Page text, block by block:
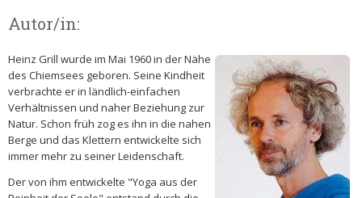
Autor/in:
Heinz Grill wurde im Mai 1960 in der Nähe
des Chiemsees geboren. Seine Kindheit
verbrachte er in ländlich-einfachen
Verhältnissen und naher Beziehung zur
Natur. Schon früh zog es ihn in die nahen
Berge und das Klettern entwickelte sich
immer mehr zu seiner Leidenschaft.
Der von ihm entwickelte "Yoga aus der